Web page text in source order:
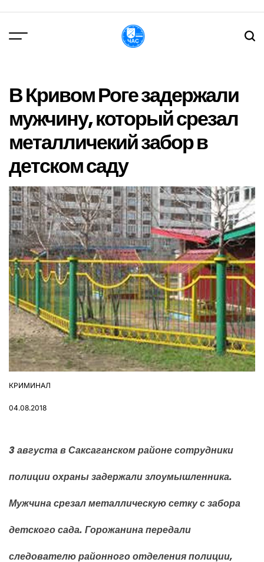
вмісту
В Кривом Роге задержали
мужчину, который срезал
металличекий забор в
детском саду
ОПУБЛІКУВАТИ
КРИМИНАЛ
04.08.2018
3 августа в Саксаганском районе сотрудники
полиции охраны задержали злоумышленника.
Мужчина срезал металлическую сетку с забора
детского сада. Горожанина передали
следователю районного отделения полиции,